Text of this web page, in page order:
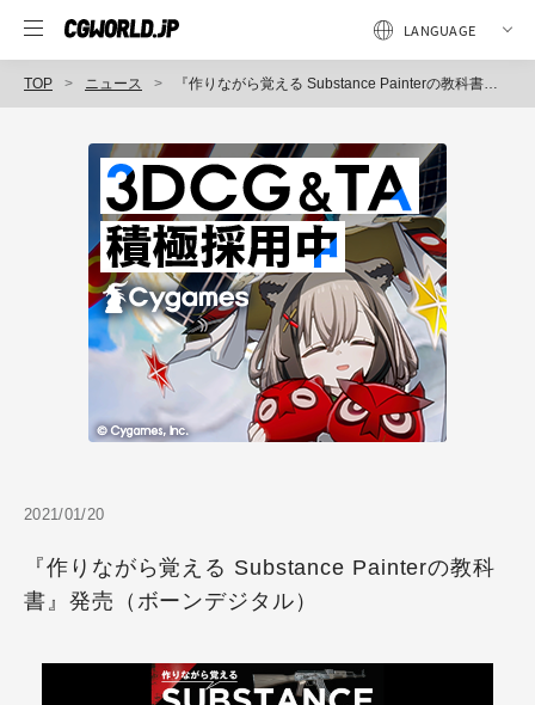
TOP ニュース 『作りながら覚える Substance Painterの教科書』発売（ボーンデジタル）
2021/01/20
『作りながら覚える Substance Painterの教科
書』発売（ボーンデジタル）